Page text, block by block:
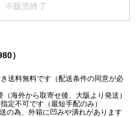
※販売終了
）
送料無料です（配送条件の同意が必
海外から取寄せ後、大阪より発送）
定不可です（最短手配のみ）
の為、外箱に凹みや潰れがあります